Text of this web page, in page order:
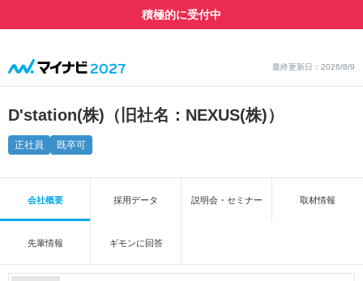
最終更新日：2026/8/9
D'station(株)（旧社名：NEXUS(株)）
正社員 既卒可
積極的に受付中
会社概要 採用データ 説明会・セミナー 取材情報
先輩情報 ギモンに回答